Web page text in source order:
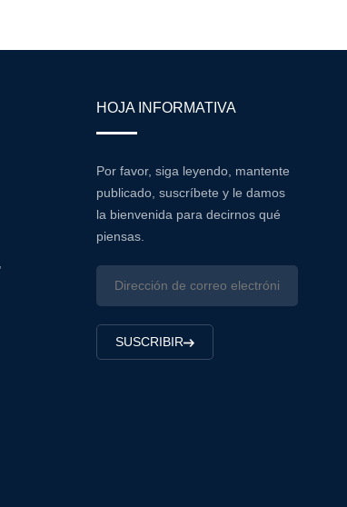
HOJA INFORMATIVA
Por favor, siga leyendo, mantente
publicado, suscríbete y le damos
la bienvenida para decirnos qué
piensas.
SUSCRIBIR